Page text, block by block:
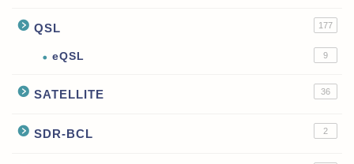
QSL 177
eQSL 9
SATELLITE 36
SDR-BCL 2